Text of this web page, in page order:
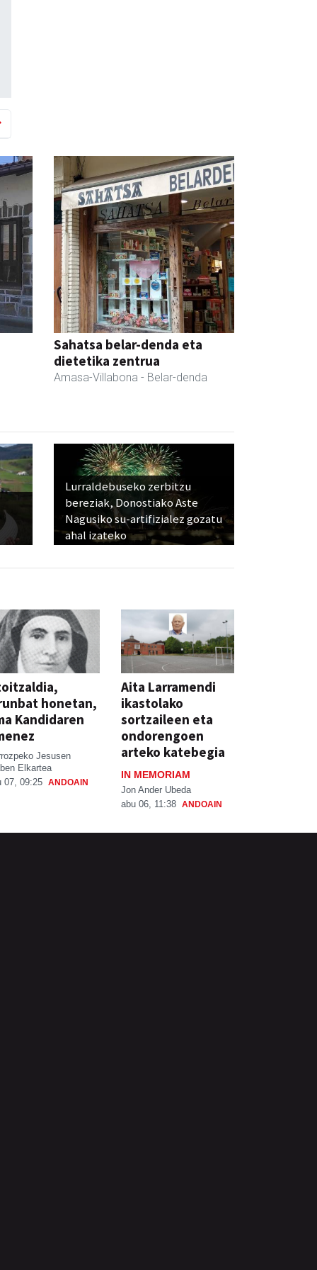
Sahatsa belar-denda eta
dietetika zentrua
Amasa-Villabona - Belar-denda
Lurraldebuseko zerbitzu
bereziak, Donostiako Aste
Nagusiko su-artifizialez gozatu
ahal izateko
honetan,
Kandidaren
Jesusen
Elkartea
07, 09:25 ANDOAIN
Aita Larramendi
ikastolako
sortzaileen eta
ondorengoen
arteko katebegia
IN MEMORIAM
Jon Ander Ubeda
abu 06, 11:38 ANDOAIN